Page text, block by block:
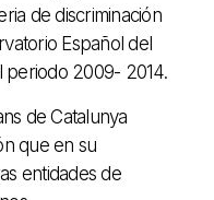
de discriminación
Español del
periodo 2009- 2014.
de Catalunya
que en su
entidades de